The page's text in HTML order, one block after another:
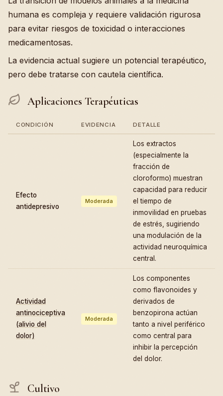
humana es compleja y requiere validación rigurosa
para evitar riesgos de toxicidad o interacciones
medicamentosas.
La evidencia actual sugiere un potencial terapéutico,
pero debe tratarse con cautela científica.
Aplicaciones Terapéuticas
CONDICIÓN EVIDENCIA DETALLE
Efecto
antidepresivo
Moderada
Los extractos
(especialmente la
fracción de
cloroformo) muestran
capacidad para reducir
el tiempo de
inmovilidad en pruebas
de estrés, sugiriendo
una modulación de la
actividad neuroquímica
central.
Actividad
antinociceptiva
(alivio del
dolor)
Moderada
Los componentes
como flavonoides y
derivados de
benzopirona actúan
tanto a nivel periférico
como central para
inhibir la percepción
del dolor.
Cultivo